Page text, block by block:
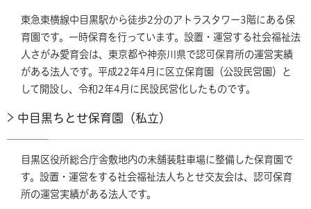
東急東横線中目黒駅から徒歩2分のアトラスタワー3階にある保
育園です。一時保育を行っています。設置・運営する社会福祉法
人さがみ愛育会は、東京都や神奈川県で認可保育所の運営実績
がある法人です。平成22年4月に区立保育園（公設民営園）と
して開設し、令和2年4月に民設民営化したものです。
中目黒ちとせ保育園（私立）
目黒区役所総合庁舎敷地内の未舗装駐車場に整備した保育園で
す。設置・運営をする社会福祉法人ちとせ交友会は、認可保育
所の運営実績がある法人です。